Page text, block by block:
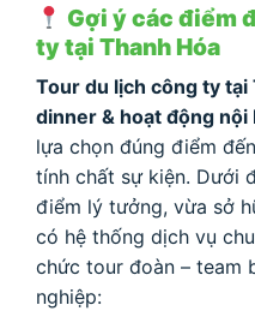
Gợi ý các điểm
ty tại Thanh Hóa
Tour du lịch công ty tại
dinner & hoạt động nội
lựa chọn đúng điểm
tính chất sự kiện. Dưới
điểm lý tưởng, vừa sở
có hệ thống dịch vụ
chức tour đoàn – team
nghiệp: